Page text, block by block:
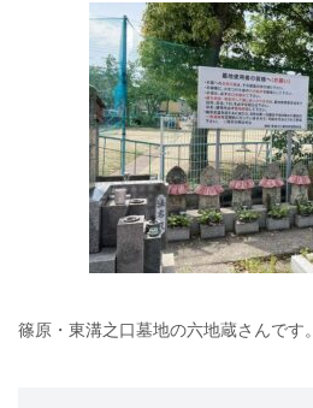
篠原・東溝之口墓地の六地蔵さんです。